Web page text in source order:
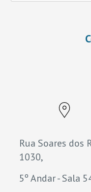
Rua Soares dos
1030,
5º Andar - Sala